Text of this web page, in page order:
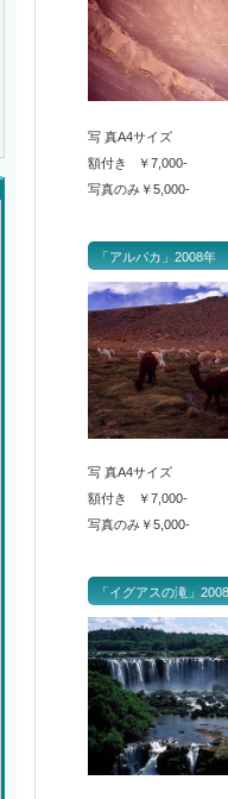
写 真A4サイズ
額付き ￥7,000-
写真のみ￥5,000-
「アルパカ」2008年
写 真A4サイズ
額付き ￥7,000-
写真のみ￥5,000-
「イグアスの滝」